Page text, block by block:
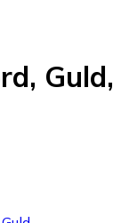
Guld,